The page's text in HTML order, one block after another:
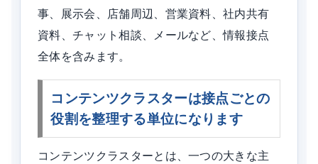
事、展示会、店舗周辺、営業資料、社内共有
資料、チャット相談、メールなど、情報接点
全体を含みます。
コンテンツクラスターは接点ごとの
役割を整理する単位になります
コンテンツクラスターとは、一つの大きな主